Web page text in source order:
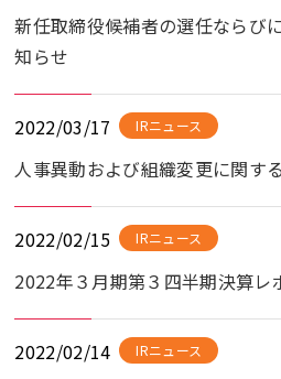
新任取締役候補者の選任ならび
知らせ
2022/03/17 IRニュース
人事異動および組織変更に関す
2022/02/15 IRニュース
2022年３月期第３四半期決算レ
2022/02/14 IRニュース